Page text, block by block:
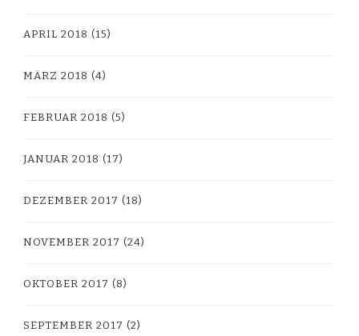
APRIL 2018 (15)
MÄRZ 2018 (4)
FEBRUAR 2018 (5)
JANUAR 2018 (17)
DEZEMBER 2017 (18)
NOVEMBER 2017 (24)
OKTOBER 2017 (8)
SEPTEMBER 2017 (2)